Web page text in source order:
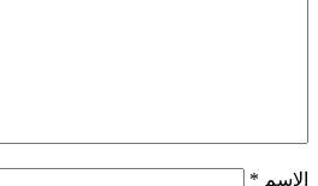
الاسم *